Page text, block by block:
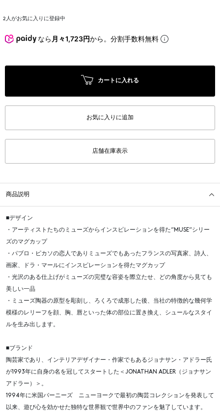
2 人がお気に入りに登録中
なら 月々1,723円から。分割手数料無料
カートに入れる
お気に入りに追加
店舗在庫表示
商品説明
■デザイン
・アーティストたちのミューズからインスピレーションを得た“MUSE“シリー
ズのマグカップ
・パブロ・ピカソの恋人でありミューズでもあったフランスの写真家、詩人、
画家、ドラ・マールにインスピレーションを得たマグカップ
・光沢のある仕上げがミューズの完璧な容姿を際立たせ、どの角度から見ても
美しい一品
・ミューズ陶器の原型を彫刻し、ろくろで成形した後、当社の特徴的な幾何学
模様のレリーフを顔、胸、唇といった体の部位に置き換え、シュールなスタイ
ルを生み出します。
■ブランド
陶芸家であり、インテリアデザイナー・作家でもあるジョナサン・アドラー氏
が1993年に自身の名を冠してスタートした＜JONATHAN ADLER（ジョナサン
アドラー）＞。
1994年に米国バーニーズ ニューヨークで最初の陶芸コレクションを発表して
以来、遊び心を効かせた独特な世界観で世界中のファンを魅了しています。